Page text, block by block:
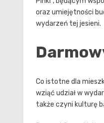
oraz umiejętności
wydarzeń tej jesieni.
Co istotne dla
wziąć udział w
także czyni kulturę